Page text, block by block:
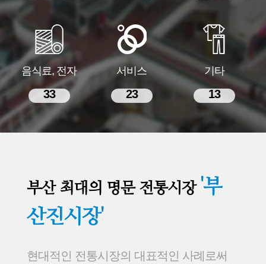
음식료, 전자
33
서비스
23
기타
13
부산 최대의 명문 전통시장 '부
산진시장'
현대적인 전통시장의 대표적인 사례로써